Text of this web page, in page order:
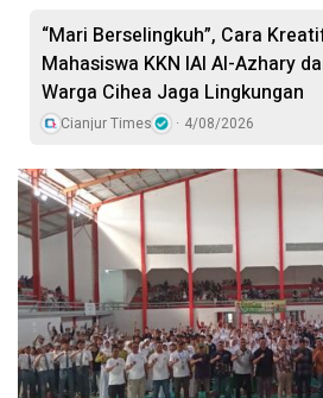
“Mari Berselingkuh”, Cara
Mahasiswa KKN IAI Al-Azhary
Warga Cihea Jaga Lingkungan
Cianjur Times 4/08/2026